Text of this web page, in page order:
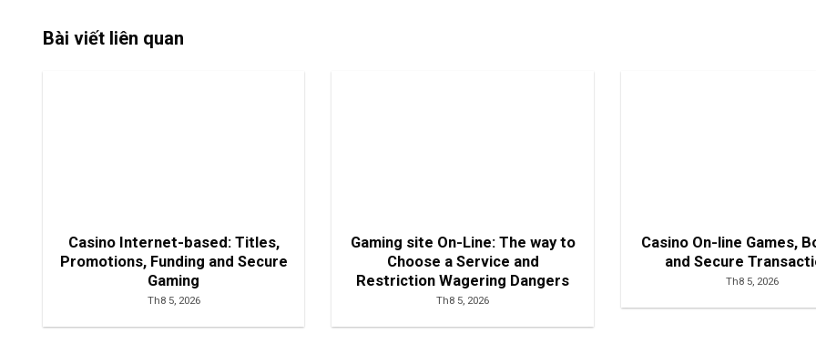
Bài viết liên quan
Casino Internet-based: Titles,
Promotions, Funding and Secure
Gaming
Th8 5, 2026
Gaming site On-Line: The way to
Choose a Service and
Restriction Wagering Dangers
Th8 5, 2026
Casino On-line Games,
and Secure
Th8 5, 2026